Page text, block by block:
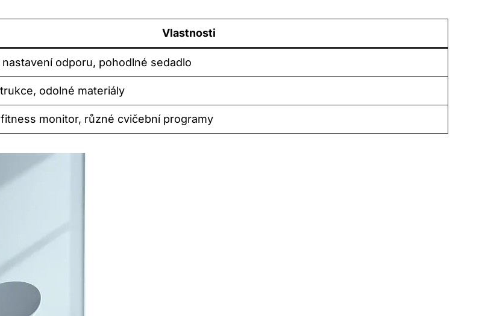
Vlastnosti
odporu, pohodlné sedadlo
odolné materiály
monitor, různé cvičební programy